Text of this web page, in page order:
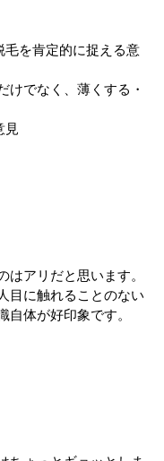
毛を肯定的に捉える意
けでなく、薄くする・
見
アリだと思います。
目に触れることのない
体が好印象です。